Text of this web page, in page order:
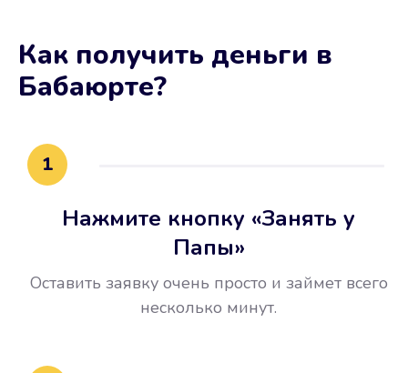
Не потребовались справки, залоги
и поручители. Папа вам доверяет.
Как получить деньги в
Бабаюрте?
1
Нажмите кнопку «Занять у
Папы»
Оставить заявку очень просто и займет всего
несколько минут.